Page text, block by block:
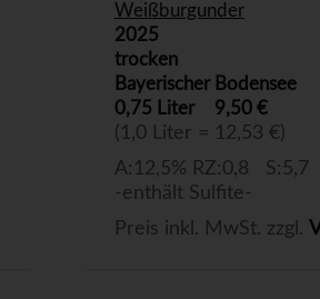
Weißburgunder
2025
trocken
Bayerischer Bodensee
0,75 Liter
9,50 €
(1,0 Liter = 12,53 €)
A:12,5% RZ:0,8 S:5,7
-enthält Sulfite-
Preis inkl. MwSt. zzgl.